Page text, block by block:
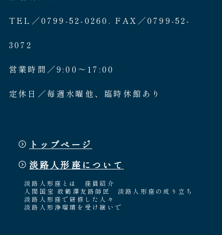
TEL／0799-52-0260. FAX／0799-52-
3072
営業時間／9:00〜17:00
定休日／毎週水曜他、臨時休館あり
トップページ
淡路人形座について
淡路人形座とは
座員紹介
人間国宝 故鶴澤友路師匠
淡路人形座の成り立ち
淡路人形座で研修した人々
淡路人形浄瑠璃を受け継いで